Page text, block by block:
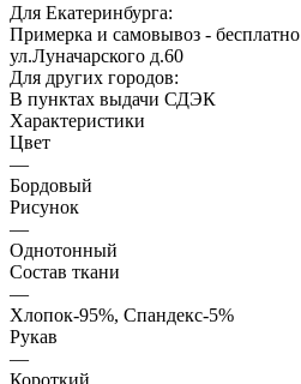
Для Екатеринбурга:
Примерка и самовывоз - бесплатно
ул.Луначарского д.60
Для других городов:
В пунктах выдачи СДЭК
Характеристики
Цвет
—
Бордовый
Рисунок
—
Однотонный
Состав ткани
—
Хлопок-95%, Спандекс-5%
Рукав
—
Короткий